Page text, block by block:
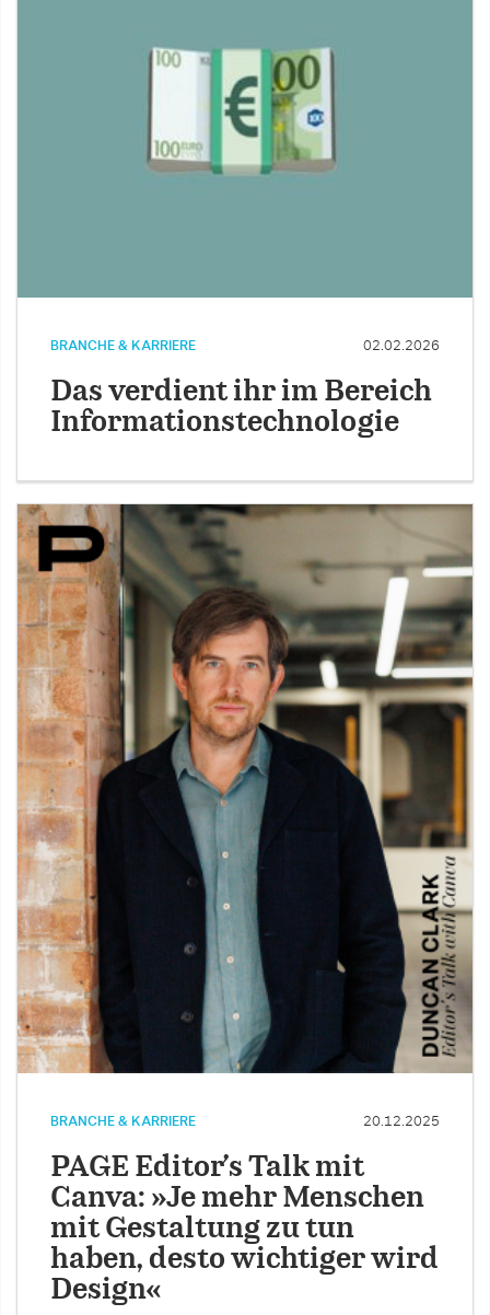
BRANCHE & KARRIERE 02.02.2026
Das verdient ihr im Bereich
Informationstechnologie
BRANCHE & KARRIERE 20.12.2025
PAGE Editor’s Talk mit
Canva: »Je mehr Menschen
mit Gestaltung zu tun
haben, desto wichtiger wird
Design«